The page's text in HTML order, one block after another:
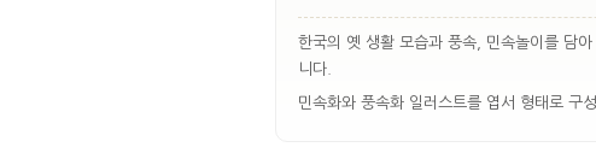
한국의 옛 생활 모습과 풍속, 민속놀이를 담
니다.
민속화와 풍속화 일러스트를 엽서 형태로 구